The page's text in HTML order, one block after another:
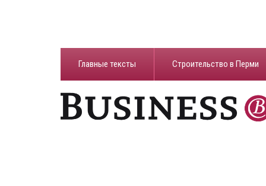
Главные тексты Строительство в Перми